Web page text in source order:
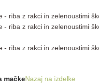
mačkeNazaj na izdelke